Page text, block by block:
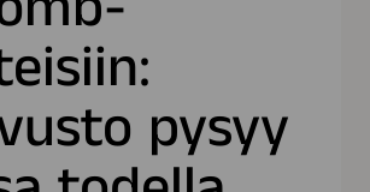
pysyy